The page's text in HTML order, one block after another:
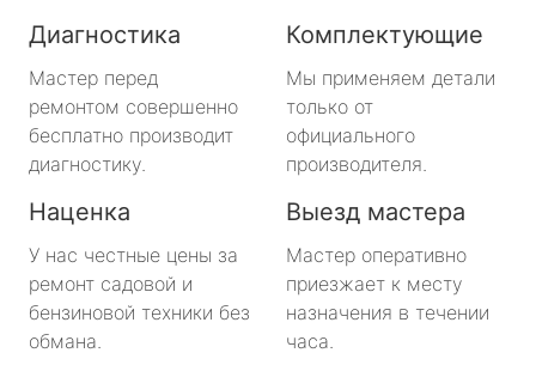
Диагностика
Мастер перед
ремонтом совершенно
бесплатно производит
диагностику.
Комплектующие
Мы применяем детали
только от
официального
производителя.
Наценка
У нас честные цены за
ремонт садовой и
бензиновой техники без
обмана.
Выезд мастера
Мастер оперативно
приезжает к месту
назначения в течении
часа.